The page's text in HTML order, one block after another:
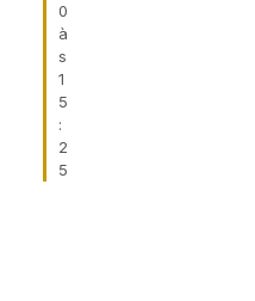
0
à
s
1
5
:
2
5